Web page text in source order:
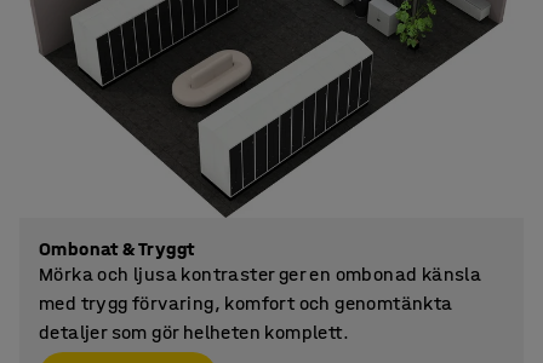
Ombonat & Tryggt
Mörka och ljusa kontraster ger en ombonad känsla
med trygg förvaring, komfort och genomtänkta
detaljer som gör helheten komplett.